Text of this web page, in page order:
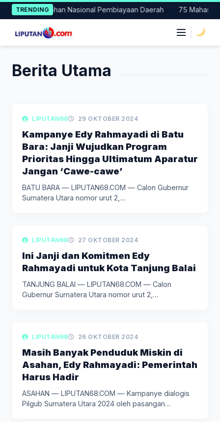
Skip
to
content
TRENDING
Percontohan Nasional Pembiayaan Daerah 75 Mahasiswa
Berita Utama
LIPUTAN POLITIK
LIPUTAN68 29 OKTOBER 2024
Kampanye Edy Rahmayadi di Batu
Bara: Janji Wujudkan Program
Prioritas Hingga Ultimatum Aparatur
Jangan ‘Cawe-cawe’
BATU BARA — LIPUTAN68.COM — Calon Gubernur
Sumatera Utara nomor urut 2,…
LIPUTAN POLITIK
LIPUTAN68 27 OKTOBER 2024
Ini Janji dan Komitmen Edy
Rahmayadi untuk Kota Tanjung Balai
TANJUNG BALAI — LIPUTAN68.COM — Calon
Gubernur Sumatera Utara nomor urut 2,…
LIPUTAN POLITIK
LIPUTAN68 26 OKTOBER 2024
Masih Banyak Penduduk Miskin di
Asahan, Edy Rahmayadi: Pemerintah
Harus Hadir
ASAHAN — LIPUTAN68.COM — Kampanye dialogis
Pilgub Sumatera Utara 2024 oleh pasangan…